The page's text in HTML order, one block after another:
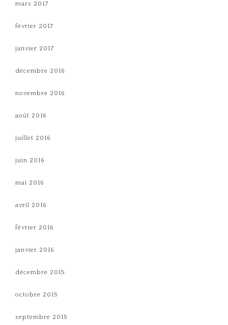
mars 2017
février 2017
janvier 2017
décembre 2016
novembre 2016
août 2016
juillet 2016
juin 2016
mai 2016
avril 2016
février 2016
janvier 2016
décembre 2015
octobre 2015
septembre 2015